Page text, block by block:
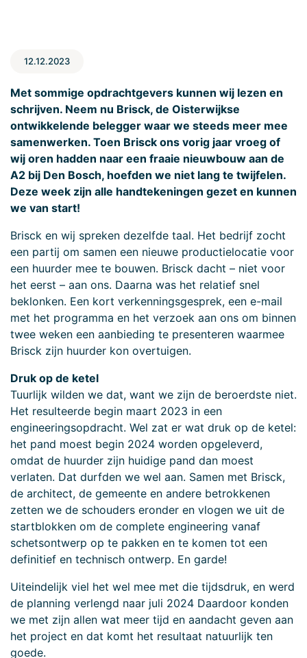
12.12.2023
Met sommige opdrachtgevers kunnen wij lezen en
schrijven. Neem nu Brisck, de Oisterwijkse
ontwikkelende belegger waar we steeds meer mee
samenwerken. Toen Brisck ons vorig jaar vroeg of
wij oren hadden naar een fraaie nieuwbouw aan de
A2 bij Den Bosch, hoefden we niet lang te twijfelen.
Deze week zijn alle handtekeningen gezet en kunnen
we van start!
Brisck en wij spreken dezelfde taal. Het bedrijf zocht
een partij om samen een nieuwe productielocatie voor
een huurder mee te bouwen. Brisck dacht – niet voor
het eerst – aan ons. Daarna was het relatief snel
beklonken. Een kort verkenningsgesprek, een e-mail
met het programma en het verzoek aan ons om binnen
twee weken een aanbieding te presenteren waarmee
Brisck zijn huurder kon overtuigen.
Druk op de ketel
Tuurlijk wilden we dat, want we zijn de beroerdste niet.
Het resulteerde begin maart 2023 in een
engineeringsopdracht. Wel zat er wat druk op de ketel:
het pand moest begin 2024 worden opgeleverd,
omdat de huurder zijn huidige pand dan moest
verlaten. Dat durfden we wel aan. Samen met Brisck,
de architect, de gemeente en andere betrokkenen
zetten we de schouders eronder en vlogen we uit de
startblokken om de complete engineering vanaf
schetsontwerp op te pakken en te komen tot een
definitief en technisch ontwerp. En garde!
Uiteindelijk viel het wel mee met die tijdsdruk, en werd
de planning verlengd naar juli 2024 Daardoor konden
we met zijn allen wat meer tijd en aandacht geven aan
het project en dat komt het resultaat natuurlijk ten
goede.